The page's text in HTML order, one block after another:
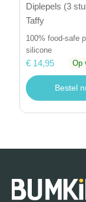
Diplepels (3
Taffy
100% food-safe
silicone
€ 14,95 Op
Bestel